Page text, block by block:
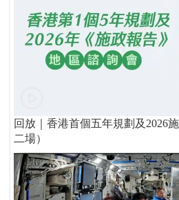
回放｜香港首個五年規劃及2026
二場）